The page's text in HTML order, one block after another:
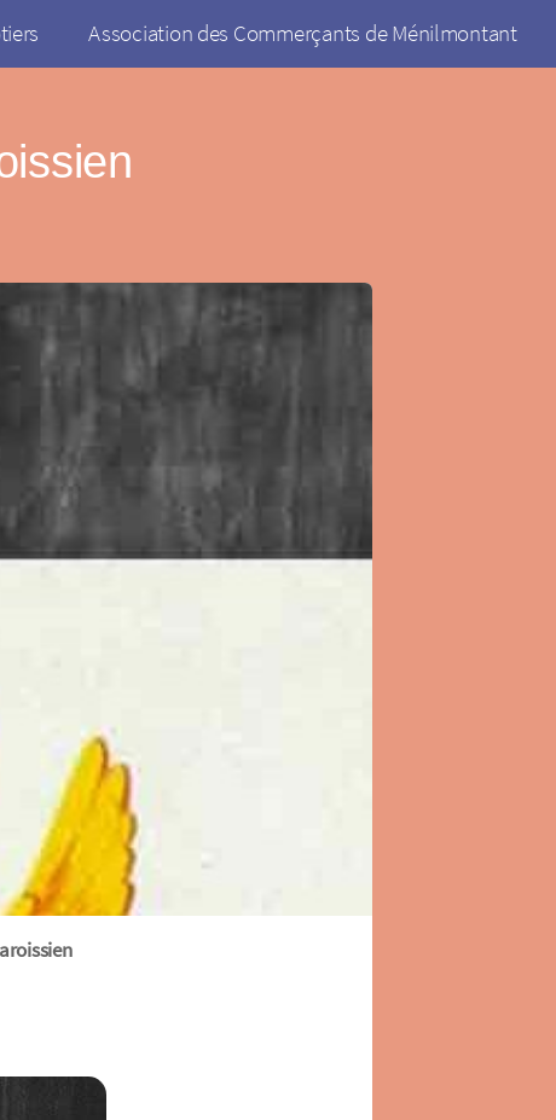
Association des Commerçants de Ménilmontant